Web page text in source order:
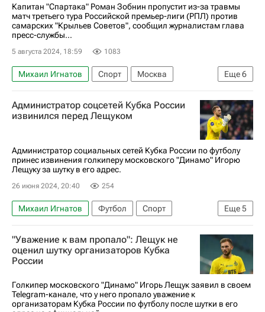
Капитан "Спартака" Роман Зобнин пропустит из-за травмы
матч третьего тура Российской премьер-лиги (РПЛ) против
самарских "Крыльев Советов", сообщил журналистам глава
пресс-службы...
5 августа 2024, 18:59 1083
Еще6
Михаил Игнатов Спорт
Москва
Роман Зобнин
Алексис Дуарте
Спартак Москва
Капитан
Администратор соцсетей Кубка России
извинился перед Лещуком
Администратор социальных сетей Кубка России по футболу
принес извинения голкиперу московского "Динамо" Игорю
Лещуку за шутку в его адрес.
26 июня 2024, 20:40 254
Еще5
Михаил Игнатов Футбол
Спорт
Россия
Александр Соболев
Игорь Лещук
Спартак Москва
Динамо Москва
"Уважение к вам пропало": Лещук не
оценил шутку организаторов Кубка
России
Голкипер московского "Динамо" Игорь Лещук заявил в своем
Telegram-канале, что у него пропало уважение к
организаторам Кубка России по футболу после шутки в его